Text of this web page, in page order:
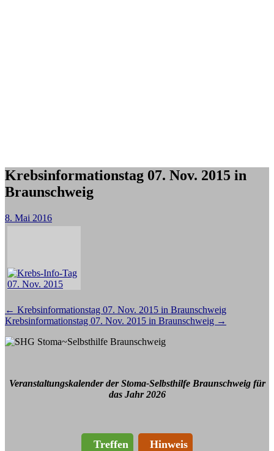
Krebsinformationstag 07. Nov. 2015 in
Braunschweig
8. Mai 2016
Beitragsnavigation
← Krebsinformationstag 07. Nov. 2015 in Braunschweig
Krebsinformationstag 07. Nov. 2015 in Braunschweig →
Veranstaltungskalender der Stoma-Selbsthilfe Braunschweig für
das Jahr 2026
Treffen Hinweis